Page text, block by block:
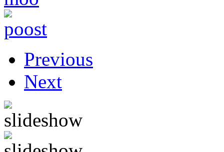
Previous
Next